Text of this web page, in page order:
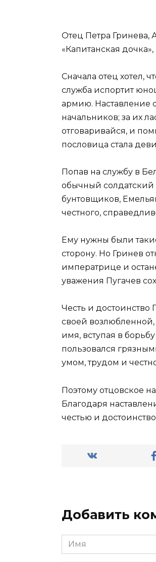
Отец Петра Гринева,
«Капитанская
Сначала отец хотел,
служба испортит
армию. Наставление
начальников; за их
отговаривайся, и
пословица стала
Попав на службу в
обычный солдатский
бунтовщиков,
честного,
Ему нужны были
сторону. Но Гринев
императрице и
уважения Пугачев
Честь и достоинство
своей
имя, вступая в
пользовался
умом, трудом и
Поэтому отцовское
Благодаря
честью и
Добавить
Имя
*